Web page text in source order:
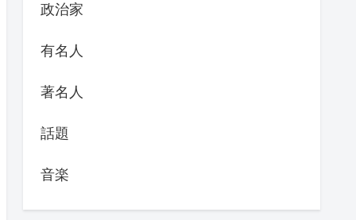
政治家
有名人
著名人
話題
音楽